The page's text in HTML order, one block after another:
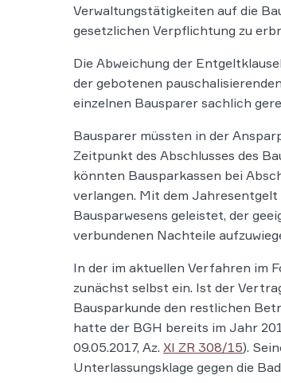
Verwaltungstätigkeiten auf die
gesetzlichen Verpflichtung zu
Die Abweichung der
der gebotenen
einzelnen Bausparer sachlich
Bausparer müssten in der
Zeitpunkt des Abschlusses des
könnten Bausparkassen bei
verlangen. Mit dem
Bausparwesens geleistet, der
verbundenen Nachteile
In der im aktuellen Verfahren im
zunächst selbst ein. Ist der
Bausparkunde den restlichen
hatte der BGH bereits im Jahr
09.05.2017, Az. XI ZR 308/15).
Unterlassungsklage gegen die